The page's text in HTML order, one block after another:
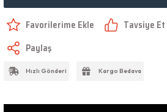
Tavsiye Et
Paylaş
Hızlı Gönderi Kargo Bedava